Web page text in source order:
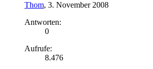
Thom, 3. November 2008
Antworten:
0
Aufrufe:
8.476